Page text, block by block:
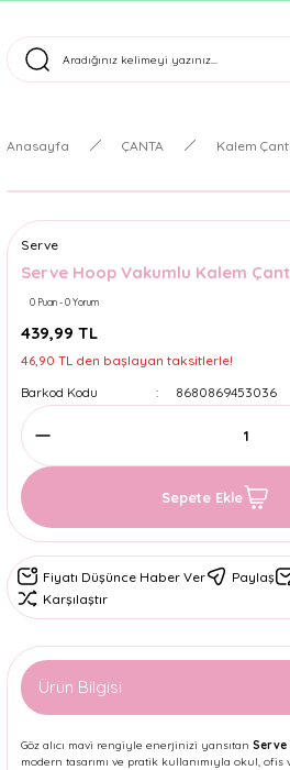
Tüm Siparişler Aynı
Anasayfa ÇANTA Kalem
Serve
Serve Hoop Vakumlu Kalem
0 Puan - 0 Yorum
439,99 TL
46,90 TL den başlayan taksitlerle!
Barkod Kodu
8680869453036
Sepete Ekle
Fiyatı Düşünce Haber Ver Paylaş
Karşılaştır
Ürün Bilgisi
Göz alıcı mavi rengiyle enerjinizi yansıtan Serve
modern tasarımı ve pratik kullanımıyla okul,